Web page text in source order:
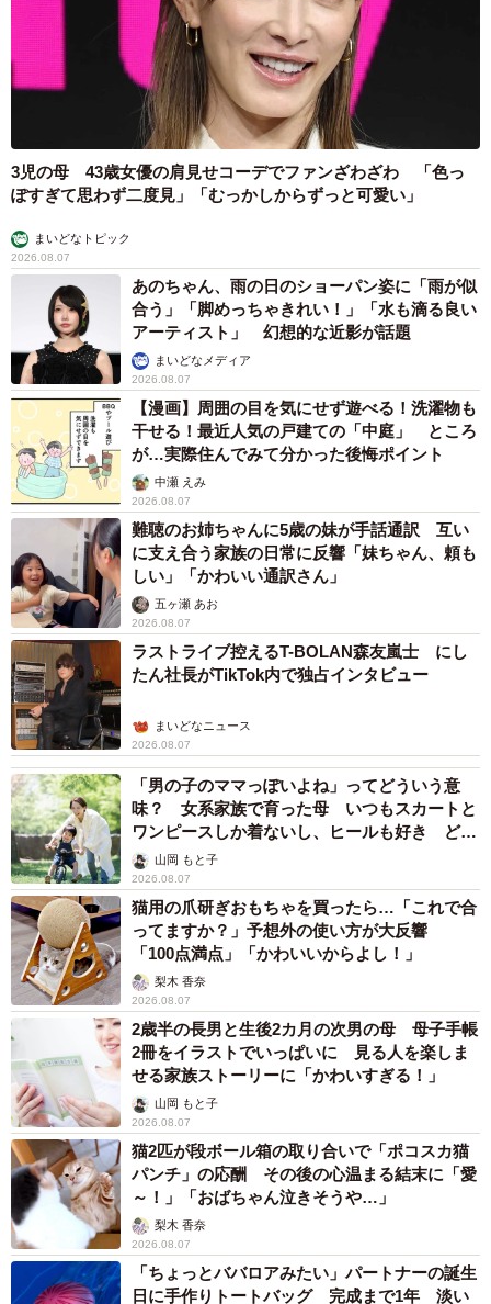
3児の母 43歳女優の肩見せコーデでファンざわざわ 「色っ
ぽすぎて思わず二度見」「むっかしからずっと可愛い」
まいどなトピック
2026.08.07
あのちゃん、雨の日のショーパン姿に「雨が似
合う」「脚めっちゃきれい！」「水も滴る良い
アーティスト」 幻想的な近影が話題
まいどなメディア
2026.08.07
【漫画】周囲の目を気にせず遊べる！洗濯物も
干せる！最近人気の戸建ての「中庭」 ところ
が…実際住んでみて分かった後悔ポイント
中瀬 えみ
2026.08.07
難聴のお姉ちゃんに5歳の妹が手話通訳 互い
に支え合う家族の日常に反響「妹ちゃん、頼も
しい」「かわいい通訳さん」
五ヶ瀬 あお
2026.08.07
ラストライブ控えるT-BOLAN森友嵐士 にし
たん社長がTikTok内で独占インタビュー
まいどなニュース
2026.08.07
「男の子のママっぽいよね」ってどういう意
味？ 女系家族で育った母 いつもスカートと
ワンピースしか着ないし、ヒールも好き どの
へんが…
山岡 もと子
2026.08.07
猫用の爪研ぎおもちゃを買ったら…「これで合
ってますか？」予想外の使い方が大反響
「100点満点」「かわいいからよし！」
梨木 香奈
2026.08.07
2歳半の長男と生後2カ月の次男の母 母子手帳
2冊をイラストでいっぱいに 見る人を楽しま
せる家族ストーリーに「かわいすぎる！」
山岡 もと子
2026.08.07
猫2匹が段ボール箱の取り合いで「ポコスカ猫
パンチ」の応酬 その後の心温まる結末に「愛
～！」「おばちゃん泣きそうや…」
梨木 香奈
2026.08.07
「ちょっとババロアみたい」パートナーの誕生
日に手作りトートバッグ 完成まで1年 淡い